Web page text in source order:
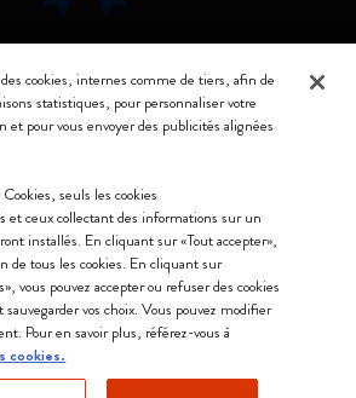
Restez connecté
Nous acceptons
enregistrée de Moleskine Srl a socio unico
- Via Bergognone, 34 – 20144 Milano -
07234480965 - REA MI 1945400 - Cap.
cookies, internes comme de tiers, afin de
statistiques, pour personnaliser votre
et pour vous envoyer des publicités alignées
seuls les cookies
et ceux collectant des informations sur un
installés. En cliquant sur «Tout accepter»,
de tous les cookies. En cliquant sur
vous pouvez accepter ou refuser des cookies
vos choix. Vous pouvez modifier
Pour en savoir plus, référez-vous à
cookies.